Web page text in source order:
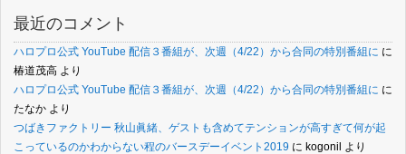
最近のコメント
ハロプロ公式 YouTube 配信３番組が、次週（4/22）から合同の特別番組に に
椿道茂高 より
ハロプロ公式 YouTube 配信３番組が、次週（4/22）から合同の特別番組に に
たなか より
つばきファクトリー 秋山眞緒、ゲストも含めてテンションが高すぎて何が起
こっているのかわからない程のバースデーイベント2019 に kogonil より